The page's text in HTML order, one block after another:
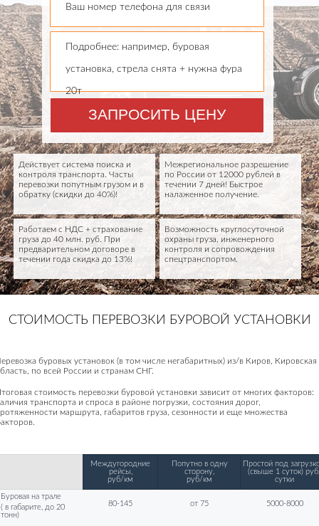
ЗАПРОСИТЬ ЦЕНУ
Ваш номер телефона для связи
Подробнее: например, буровая
установка, стрела снята + нужна фура
20т
Межрегиональное разрешение
по России от 12000 рублей в
течении 7 дней! Быстрое
налаженное получение.
Действует система поиска и
контроля транспорта. Часты
перевозки попутным грузом и в
обратку (скидки до 40%)!
Возможность круглосуточной
охраны груза, инженерного
контроля и сопровождения
спецтранспортом.
Работаем с НДС + страхование
груза до 40 млн. руб. При
предварительном договоре в
течении года скидка до 13%!
СТОИМОСТЬ ПЕРЕВОЗКИ БУРОВОЙ УСТАНОВКИ
буровых установок (в том числе негабаритных) из/в Киров, Кировская
по всей России и странам СНГ.
стоимость перевозки буровой установки зависит от многих факторов:
транспорта и спроса в районе погрузки, состояния дорог,
маршрута, габаритов груза, сезонности и еще множества
Междугородние
рейсы,
руб/км
Попутно в одну
сторону,
руб/км
Простой под
(свыше 1 суток)
сутки
Буровая на трале
( в габарите, до 20
тонн)
80-145 от 75 5000-8000